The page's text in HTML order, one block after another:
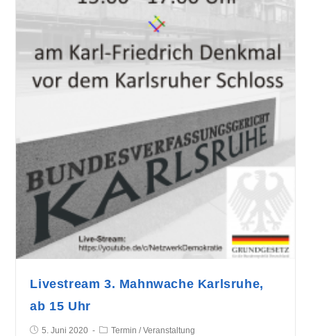
Livestream 3. Mahnwache Karlsruhe,
ab 15 Uhr
5. Juni 2020 Termin / Veranstaltung